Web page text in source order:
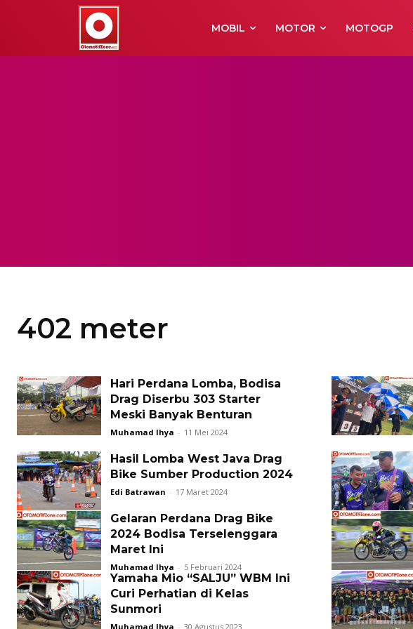
MOBIL MOTOR MOTOGP
402 meter
Hari Perdana Lomba, Bodisa
Drag Diserbu 303 Starter
Meski Banyak Benturan
Muhamad Ihya - 11 Mei 2024
Hasil Lomba West Java Drag
Bike Sumber Production 2024
Edi Batrawan - 17 Maret 2024
Gelaran Perdana Drag Bike
2024 Bodisa Terselenggara
Maret Ini
Muhamad Ihya - 5 Februari 2024
Yamaha Mio “SALJU” WBM Ini
Curi Perhatian di Kelas
Sunmori
Muhamad Ihya - 30 Agustus 2023